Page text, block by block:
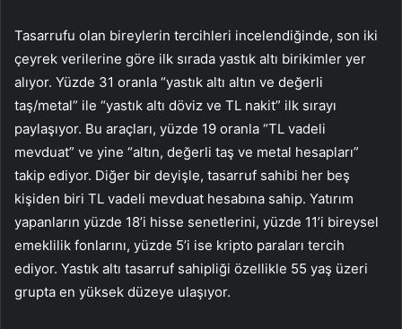
Tasarrufu olan bireylerin tercihleri incelendiğinde, son iki
çeyrek verilerine göre ilk sırada yastık altı birikimler yer
alıyor. Yüzde 31 oranla “yastık altı altın ve değerli
taş/metal” ile “yastık altı döviz ve TL nakit” ilk sırayı
paylaşıyor. Bu araçları, yüzde 19 oranla “TL vadeli
mevduat” ve yine “altın, değerli taş ve metal hesapları”
takip ediyor. Diğer bir deyişle, tasarruf sahibi her beş
kişiden biri TL vadeli mevduat hesabına sahip. Yatırım
yapanların yüzde 18’i hisse senetlerini, yüzde 11’i bireysel
emeklilik fonlarını, yüzde 5’i ise kripto paraları tercih
ediyor. Yastık altı tasarruf sahipliği özellikle 55 yaş üzeri
grupta en yüksek düzeye ulaşıyor.